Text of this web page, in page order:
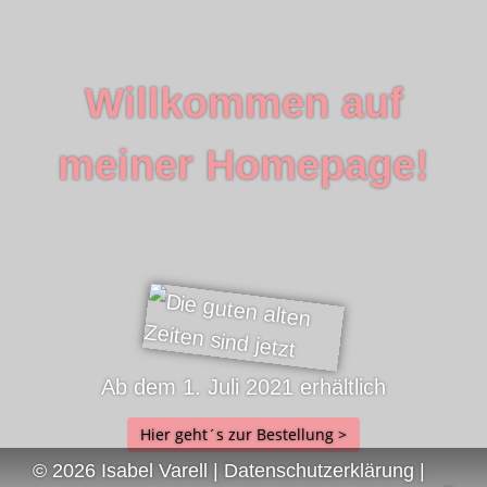
Willkommen auf
meiner Homepage!
Ab dem 1. Juli 2021 erhältlich
Hier geht´s zur Bestellung >
© 2026 Isabel Varell | Datenschutzerklärung